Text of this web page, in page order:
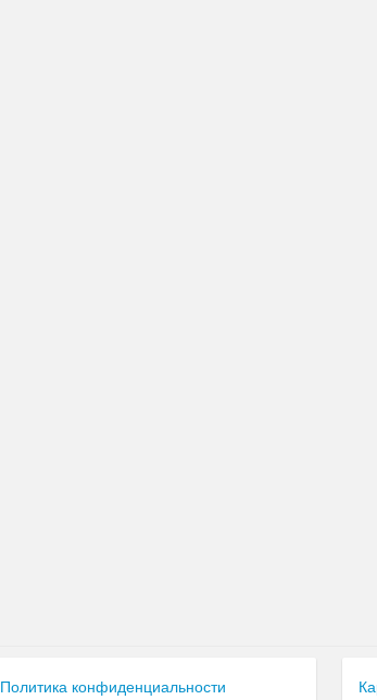
Политика конфиденциальности